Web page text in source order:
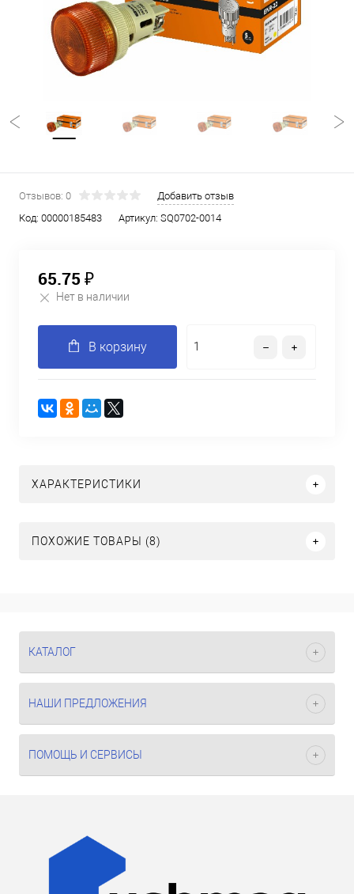
Отзывов: 0
Добавить отзыв
Код: 00000185483 Артикул: SQ0702-0014
65.75 ₽
Нет в наличии
В корзину
ХАРАКТЕРИСТИКИ
ПОХОЖИЕ ТОВАРЫ (8)
КАТАЛОГ
НАШИ ПРЕДЛОЖЕНИЯ
ПОМОЩЬ И СЕРВИСЫ